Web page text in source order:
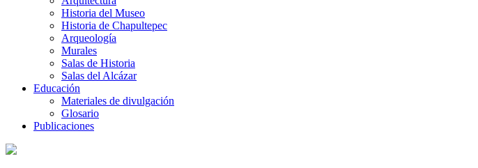
Historia del Museo
Historia de Chapultepec
Arqueología
Murales
Salas de Historia
Salas del Alcázar
Educación
Materiales de divulgación
Glosario
Publicaciones